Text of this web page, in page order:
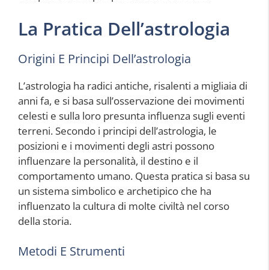
La Pratica Dell’astrologia
Origini E Principi Dell’astrologia
L’astrologia ha radici antiche, risalenti a migliaia di
anni fa, e si basa sull’osservazione dei movimenti
celesti e sulla loro presunta influenza sugli eventi
terreni. Secondo i principi dell’astrologia, le
posizioni e i movimenti degli astri possono
influenzare la personalità, il destino e il
comportamento umano. Questa pratica si basa su
un sistema simbolico e archetipico che ha
influenzato la cultura di molte civiltà nel corso
della storia.
Metodi E Strumenti